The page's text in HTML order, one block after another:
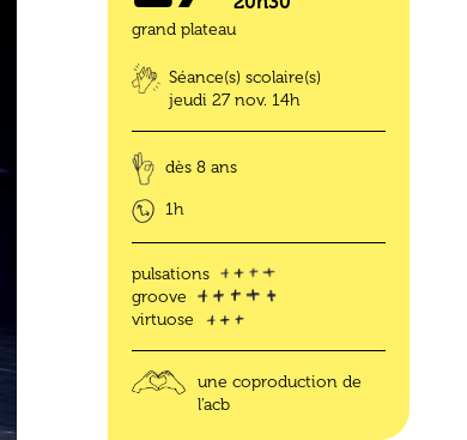
grand plateau
Séance(s) scolaire(s)
jeudi 27 nov. 14h
dès 8 ans
1h
pulsations
groove
virtuose
une coproduction de
l’acb